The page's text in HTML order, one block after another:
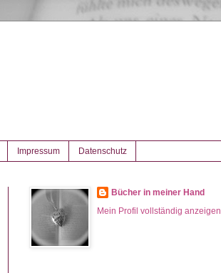
Impressum Datenschutz
Bücher in meiner Hand
Mein Profil vollständig anzeigen